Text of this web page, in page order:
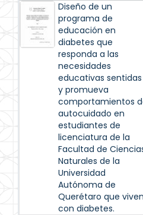
Diseño de un
programa de
educación en
diabetes que
responda a las
necesidades
educativas sentidas
y promueva
comportamientos
autocuidado en
estudiantes de
licenciatura de la
Facultad de
Naturales de la
Universidad
Autónoma de
Querétaro que viven
con diabetes.